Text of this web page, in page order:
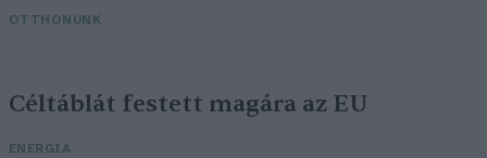
OTTHONUNK
Céltáblát festett magára az EU
ENERGIA